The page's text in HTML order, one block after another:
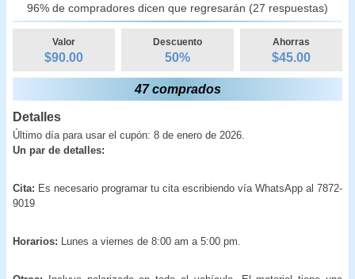
96% de compradores dicen que regresarán (27 respuestas)
Valor
$90.00
Descuento
50%
Ahorras
$45.00
47 comprados
Detalles
Último día para usar el cupón: 8 de enero de 2026.
Un par de detalles:
Cita: Es necesario programar tu cita escribiendo vía WhatsApp al 7872-
9019
Horarios: Lunes a viernes de 8:00 am a 5:00 pm.